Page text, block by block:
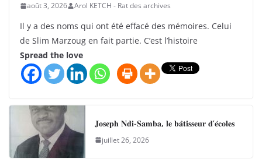
août 3, 2026 Arol KETCH - Rat des archives
Il y a des noms qui ont été effacé des mémoires. Celui
de Slim Marzoug en fait partie. C’est l’histoire
Spread the love
𝐉𝐨𝐬𝐞𝐩𝐡 𝐍𝐝𝐢-𝐒𝐚𝐦𝐛𝐚, 𝐥𝐞 𝐛𝐚̂𝐭𝐢𝐬𝐬𝐞𝐮𝐫 𝐝’𝐞́𝐜𝐨𝐥𝐞𝐬
juillet 26, 2026